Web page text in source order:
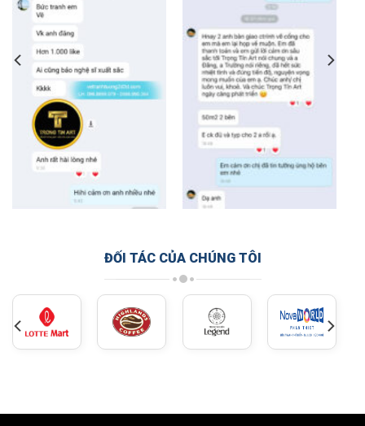
ĐỐI TÁC CỦA CHÚNG TÔI